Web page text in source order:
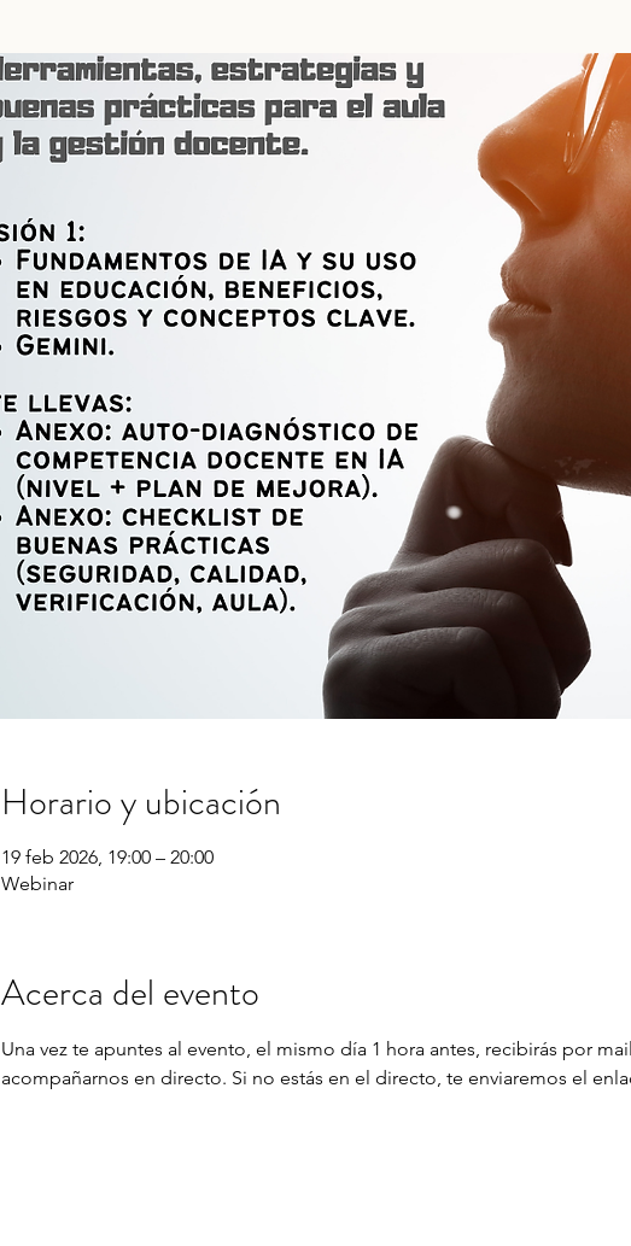
Horario y ubicación
19 feb 2026, 19:00 – 20:00
Webinar
Acerca del evento
Una vez te apuntes al evento, el mismo día 1 hora antes, recibirás por
acompañarnos en directo. Si no estás en el directo, te enviaremos el